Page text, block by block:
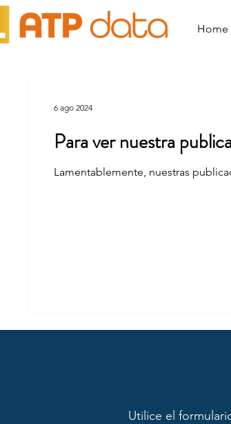
Home
Para ver nuestra
Lamentablemente, nuestras
6 ago 2024
Utilice el